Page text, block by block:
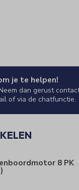
je te helpen!
dan gerust
of via de chatfunctie.
8 PK